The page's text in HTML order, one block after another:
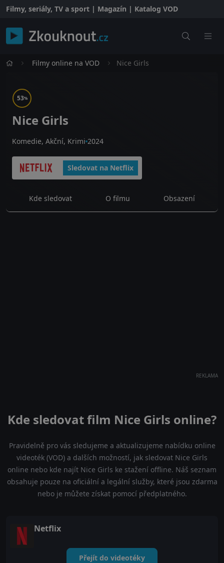
Filmy, seriály, TV a sport | Magazín | Katalog VOD
Filmy online na VOD Nice Girls
53%
Nice Girls
Komedie, Akční, Krimi 2024
Sledovat na Netflix
Kde sledovat O filmu Obsazení
REKLAMA
Kde sledovat film Nice Girls online?
Pravidelně pro vás sledujeme a aktualizujeme nabídku online
videoték (VOD) a dalších možností, jak sledovat Nice Girls
online nebo kde najít Nice Girls ke stažení offline. Náš seznam
obsahuje pouze na oficiální a legální služby, které jsou zdarma
nebo je můžete získat pomocí předplatného.
Netflix
Přejít do videotéky